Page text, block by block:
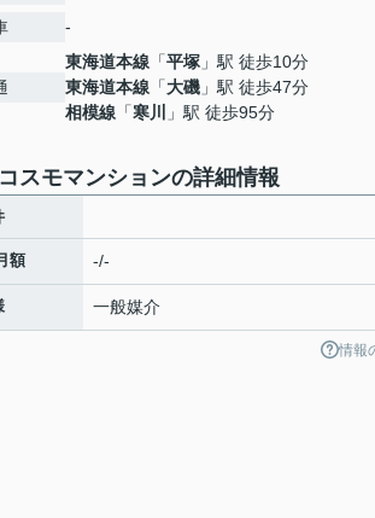
-
東海道本線 「平塚 」駅 徒歩10分
東海道本線 「大磯 」駅 徒歩47分
相模線 「寒川 」駅 徒歩95分
スモマンションの詳細情報
額 -/-
一般媒介
情報